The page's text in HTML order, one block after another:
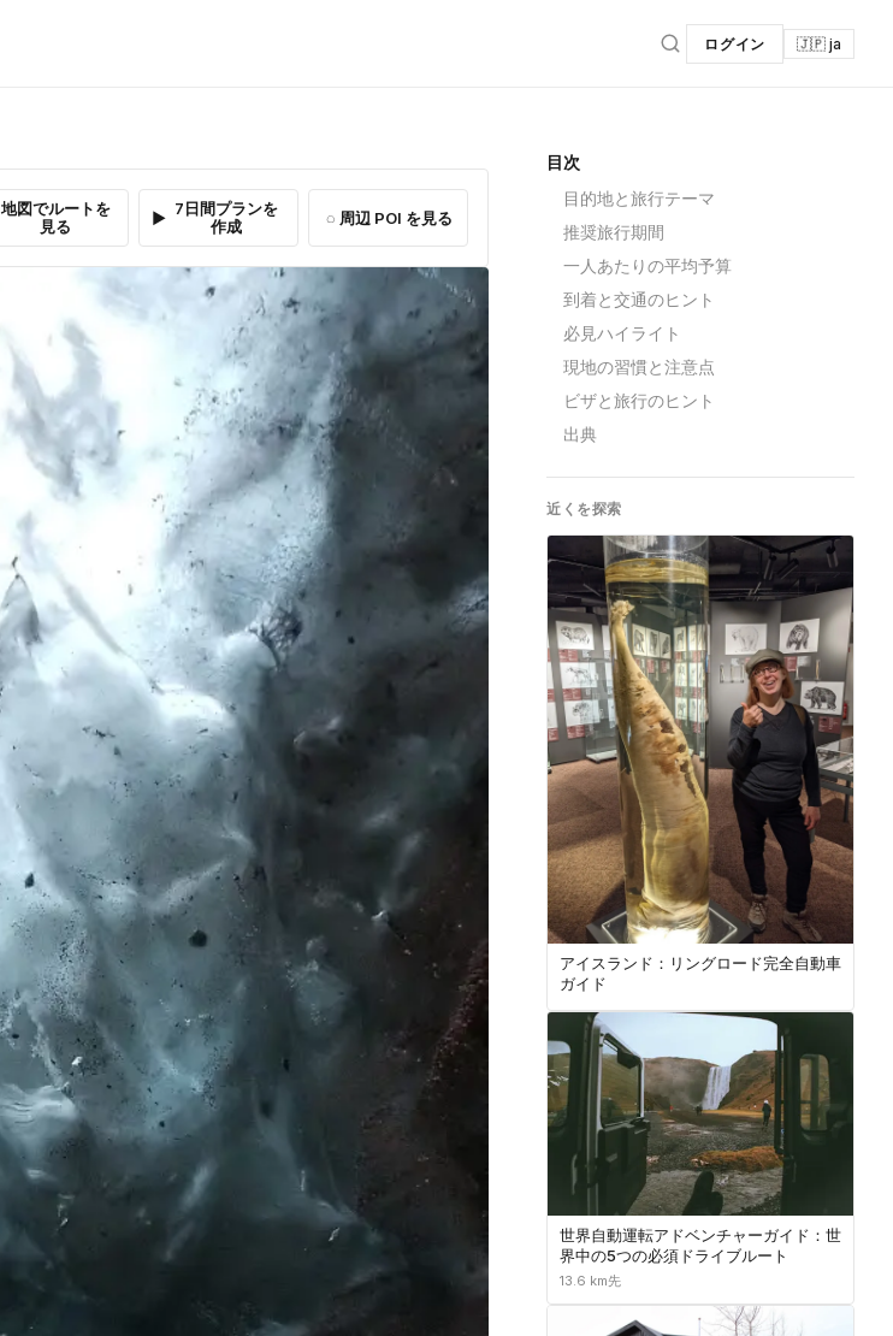
ログイン 🇯🇵 ja
地図でルートを
見る
7日間プランを
作成
周辺 POI を見る
目次
目的地と旅行テーマ
推奨旅行期間
一人あたりの平均予算
到着と交通のヒント
必見ハイライト
現地の習慣と注意点
ビザと旅行のヒント
出典
近くを探索
アイスランド：リングロード完全自動車
ガイド
世界自動運転アドベンチャーガイド：世
界中の5つの必須ドライブルート
13.6 km先